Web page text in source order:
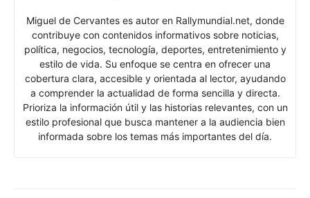
Miguel de Cervantes es autor en Rallymundial.net, donde
contribuye con contenidos informativos sobre noticias,
política, negocios, tecnología, deportes, entretenimiento y
estilo de vida. Su enfoque se centra en ofrecer una
cobertura clara, accesible y orientada al lector, ayudando
a comprender la actualidad de forma sencilla y directa.
Prioriza la información útil y las historias relevantes, con un
estilo profesional que busca mantener a la audiencia bien
informada sobre los temas más importantes del día.